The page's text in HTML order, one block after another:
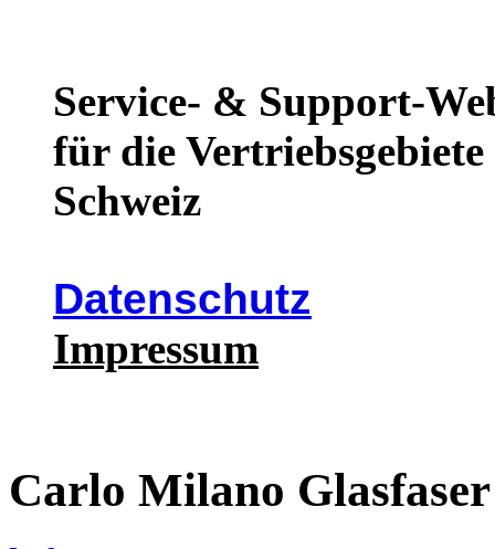
Service- & Support-
für die
Schweiz
Datenschutz
Impressum
Carlo Milano